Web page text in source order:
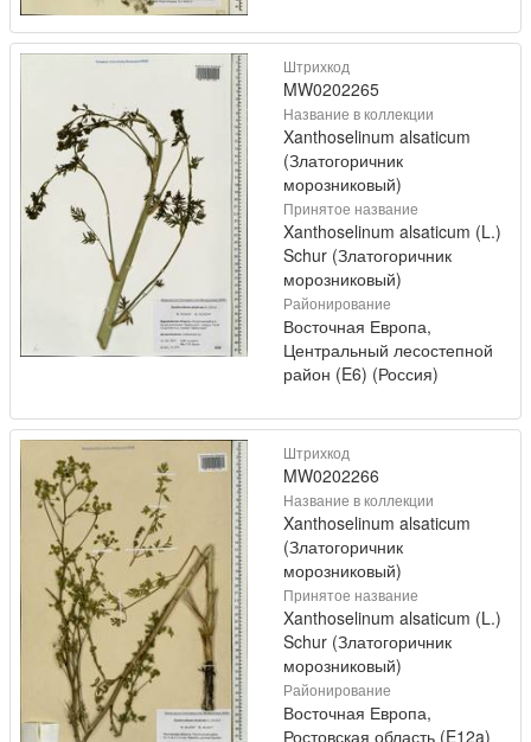
Штрихкод
MW0202265
Название в коллекции
Xanthoselinum alsaticum
(Златогоричник
морозниковый)
Принятое название
Xanthoselinum alsaticum (L.)
Schur (Златогоричник
морозниковый)
Районирование
Восточная Европа,
Центральный лесостепной
район (E6) (Россия)
Штрихкод
MW0202266
Название в коллекции
Xanthoselinum alsaticum
(Златогоричник
морозниковый)
Принятое название
Xanthoselinum alsaticum (L.)
Schur (Златогоричник
морозниковый)
Районирование
Восточная Европа,
Ростовская область (E12a)